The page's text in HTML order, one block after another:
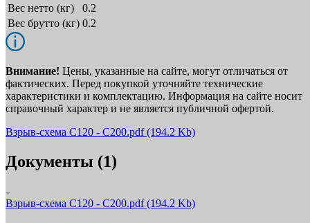
Вес нетто (кг)
0.2
Вес брутто (кг) 0.2
Внимание! Цены, указанные на сайте, могут отличаться от
фактических. Перед покупкой уточняйте технические
характеристики и комплектацию. Информация на сайте носит
справочный характер и не является публичной офертой.
Взрыв-схема C120 - C200.pdf(194.2 Kb)
Документы (1)
Взрыв-схема C120 - C200.pdf(194.2 Kb)